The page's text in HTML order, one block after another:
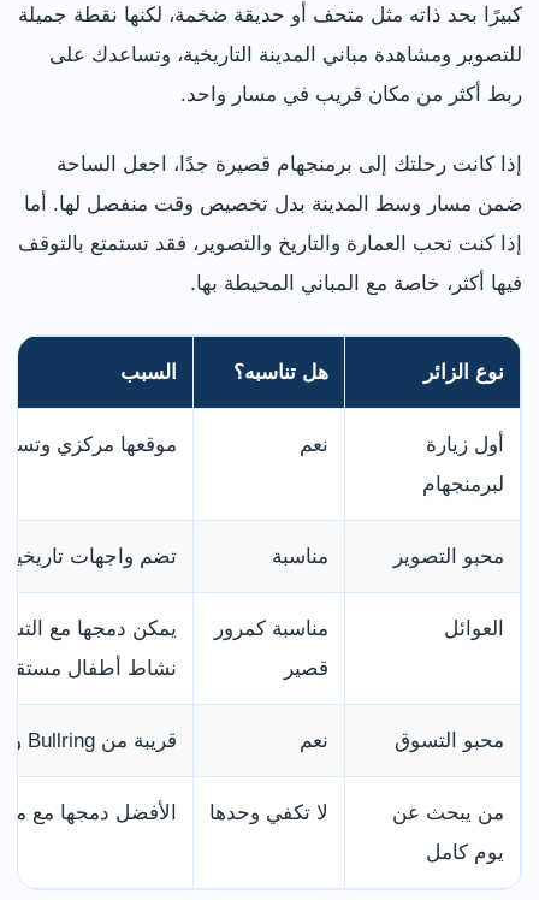
كبيرًا بحد ذاته مثل متحف أو حديقة ضخمة، لكنها نقطة جميلة
للتصوير ومشاهدة مباني المدينة التاريخية، وتساعدك على
ربط أكثر من مكان قريب في مسار واحد.
إذا كانت رحلتك إلى برمنجهام قصيرة جدًا، اجعل الساحة
ضمن مسار وسط المدينة بدل تخصيص وقت منفصل لها. أما
إذا كنت تحب العمارة والتاريخ والتصوير، فقد تستمتع بالتوقف
فيها أكثر، خاصة مع المباني المحيطة بها.
نوع الزائر هل تناسبه؟ السبب
أول زيارة
لبرمنجهام
نعم موقعها مركزي
محبو التصوير مناسبة تضم واجهات
العوائل
مناسبة كمرور
قصير
يمكن دمجها مع
نشاط أطفال
محبو التسوق نعم قريبة من Bullring وNew Street ومناطق وسط المدينة.
من يبحث عن
يوم كامل
لا تكفي وحدها الأفضل دمجها مع